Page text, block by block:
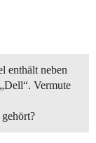
enthält neben
Vermute